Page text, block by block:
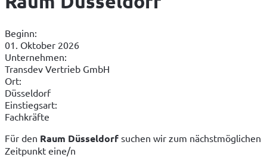
Beginn:
01. Oktober 2026
Unternehmen:
Transdev Vertrieb GmbH
Ort:
Düsseldorf
Einstiegsart:
Fachkräfte
Für den Raum Düsseldorf suchen wir zum nächstmöglichen
Zeitpunkt eine/n